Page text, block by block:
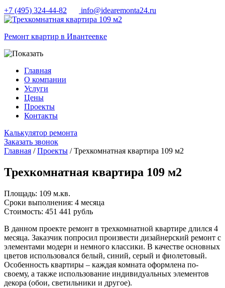
+7 (495) 324-44-82 info@idearemonta24.ru
Ремонт квартир в Ивантеевке
Главная
О компании
Услуги
Цены
Проекты
Контакты
Калькулятор ремонта
Заказать звонок
Главная /Проекты / Трехкомнатная квартира 109 м2
Трехкомнатная квартира 109 м2
Площадь: 109 м.кв.
Сроки выполнения: 4 месяца
Cтоимость: 451 441 рубль
В данном проекте ремонт в трехкомнатной квартире длился 4
месяца. Заказчик попросил произвести дизайнерский ремонт с
элементами модерн и немного классики. В качестве основных
цветов использовался белый, синий, серый и фиолетовый.
Особенность квартиры – каждая комната оформлена по-
своему, а также использование индивидуальных элементов
декора (обои, светильники и другое).